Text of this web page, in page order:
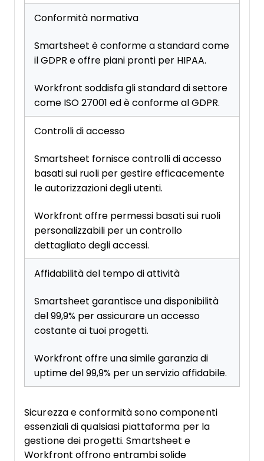
Conformità normativa
Smartsheet è conforme a standard come
il GDPR e offre piani pronti per HIPAA.
Workfront soddisfa gli standard di settore
come ISO 27001 ed è conforme al GDPR.
Controlli di accesso
Smartsheet fornisce controlli di accesso
basati sui ruoli per gestire efficacemente
le autorizzazioni degli utenti.
Workfront offre permessi basati sui ruoli
personalizzabili per un controllo
dettagliato degli accessi.
Affidabilità del tempo di attività
Smartsheet garantisce una disponibilità
del 99,9% per assicurare un accesso
costante ai tuoi progetti.
Workfront offre una simile garanzia di
uptime del 99,9% per un servizio affidabile.
Sicurezza e conformità sono componenti
essenziali di qualsiasi piattaforma per la
gestione dei progetti. Smartsheet e
Workfront offrono entrambi solide